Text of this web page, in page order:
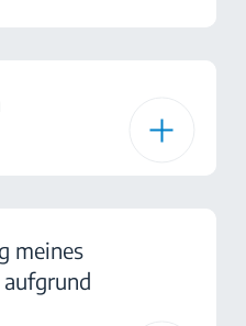
meines